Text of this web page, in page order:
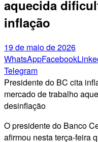
aquecida
inflação
19 de maio de 2026
WhatsAppFacebook
Telegram
Presidente do BC cita
mercado de trabalho
desinflação
O presidente do Banco
afirmou nesta terça-feira